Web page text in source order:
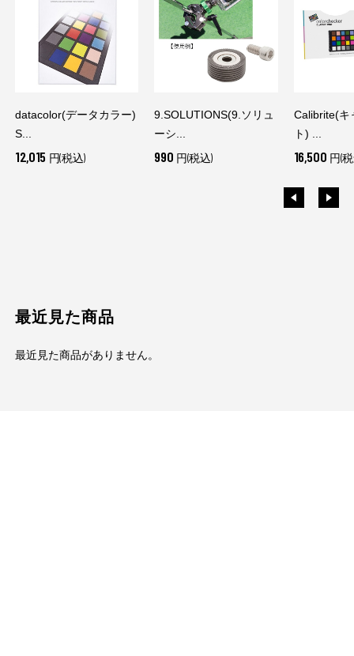
datacolor(データカラー)
S...
12,015 円(税込)
9.SOLUTIONS(9.ソリュ
ーシ...
990 円(税込)
Calibrite(キ
ト) ...
16,500 円(
最近見た商品
最近見た商品がありません。